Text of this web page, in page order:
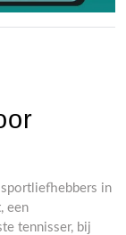
in
een
tennisser, bij